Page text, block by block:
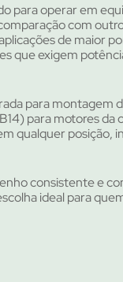
para operar em
com
de maior
que exigem
para montagem
para motores da
qualquer posição,
consistente e
ideal para